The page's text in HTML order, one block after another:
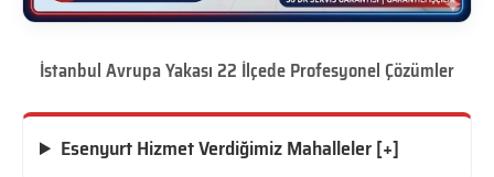
İstanbul Avrupa Yakası 22 İlçede Profesyonel Çözümler
Esenyurt Hizmet Verdiğimiz Mahalleler [+]